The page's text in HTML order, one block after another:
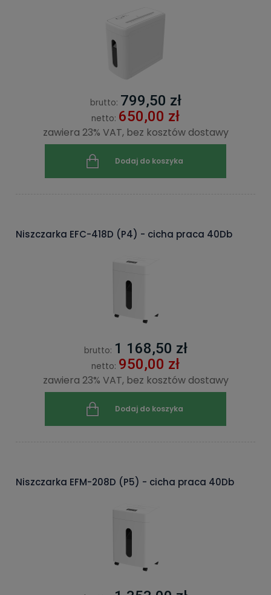
brutto: 799,50 zł
netto: 650,00 zł
zawiera 23% VAT, bez kosztów dostawy
Dodaj do koszyka
Niszczarka EFC-418D (P4) - cicha praca 40Db
brutto: 1 168,50 zł
netto: 950,00 zł
zawiera 23% VAT, bez kosztów dostawy
Dodaj do koszyka
Niszczarka EFM-208D (P5) - cicha praca 40Db